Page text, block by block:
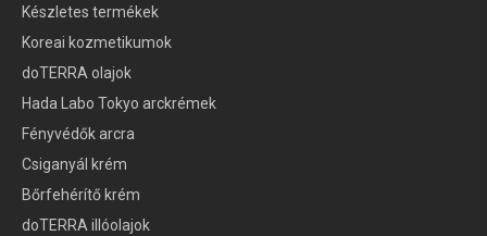
Készletes termékek
Koreai kozmetikumok
doTERRA olajok
Hada Labo Tokyo arckrémek
Fényvédők arcra
Csiganyál krém
Bőrfehérítő krém
doTERRA illóolajok